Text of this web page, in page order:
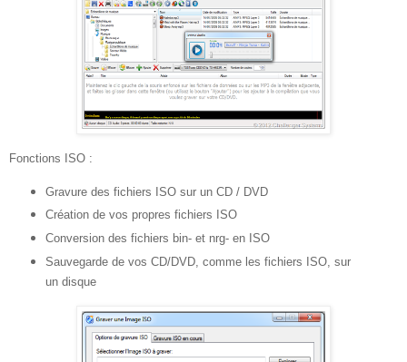
Fonctions ISO :
Gravure des fichiers ISO sur un CD / DVD
Création de vos propres fichiers ISO
Conversion des fichiers bin- et nrg- en ISO
Sauvegarde de vos CD/DVD, comme les fichiers ISO, sur
un disque